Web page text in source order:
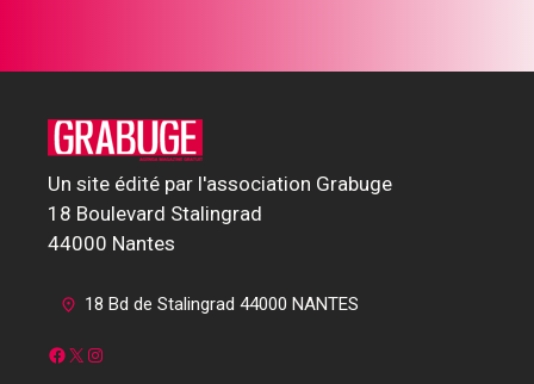
Un site édité par l'association Grabuge
18 Boulevard Stalingrad
44000 Nantes
18 Bd de Stalingrad 44000 NANTES
Facebook
X Instagram